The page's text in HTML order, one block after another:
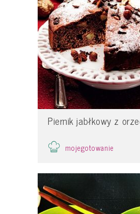
Piernik jabłkowy z
mojegotowanie